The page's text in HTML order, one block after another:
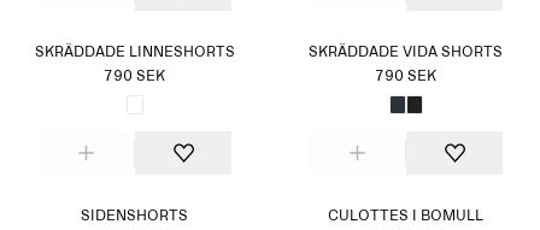
SKRÄDDADE LINNESHORTS
790 SEK
SKRÄDDADE VIDA SHORTS
790 SEK
SIDENSHORTS
CULOTTES I BOMULL